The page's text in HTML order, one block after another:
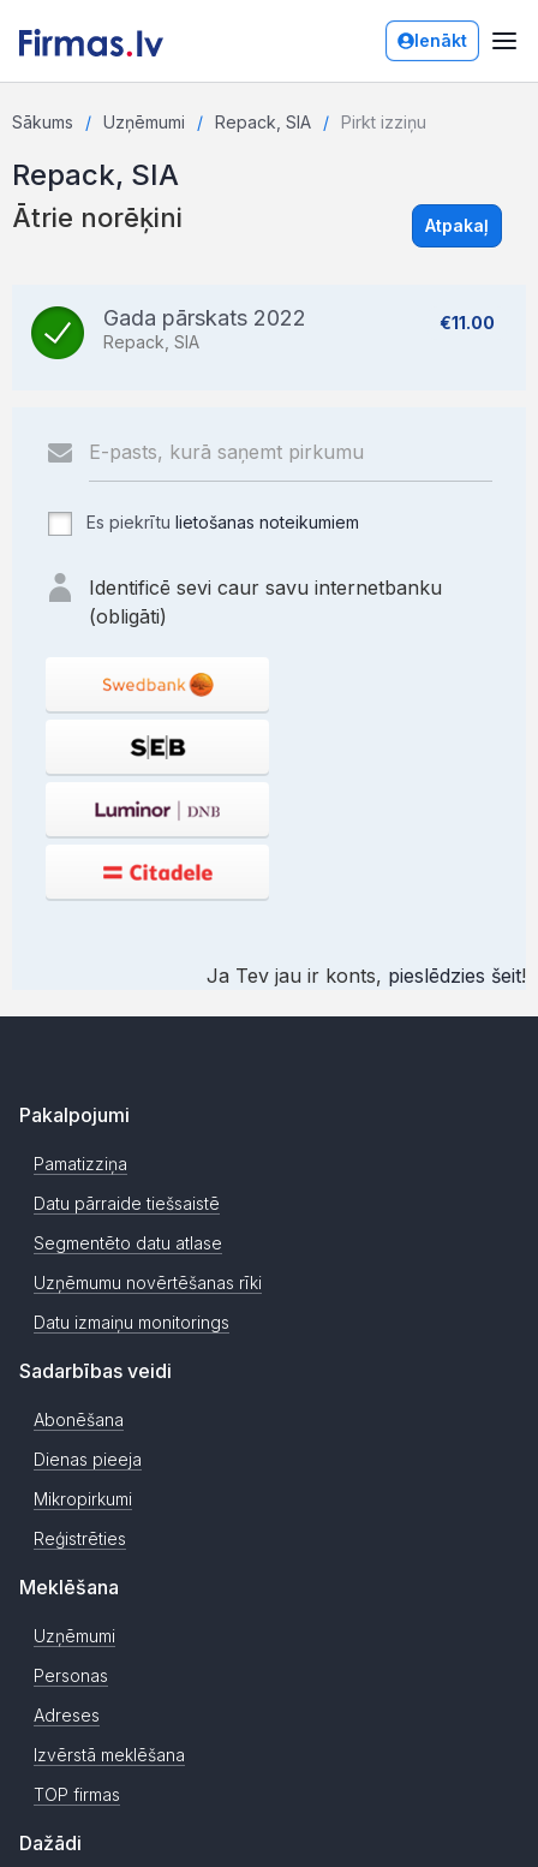
Ienākt
Sākums Uzņēmumi Repack, SIA Pirkt izziņu
Repack, SIA
Ātrie norēķini Atpakaļ
Gada pārskats 2022
Repack, SIA
€11.00
Es piekrītu lietošanas noteikumiem
Identificē sevi caur savu internetbanku
(obligāti)
Ja Tev jau ir konts, pieslēdzies šeit!
Pakalpojumi
Pamatizziņa
Datu pārraide tiešsaistē
Segmentēto datu atlase
Uzņēmumu novērtēšanas rīki
Datu izmaiņu monitorings
Sadarbības veidi
Abonēšana
Dienas pieeja
Mikropirkumi
Reģistrēties
Meklēšana
Uzņēmumi
Personas
Adreses
Izvērstā meklēšana
TOP firmas
Dažādi